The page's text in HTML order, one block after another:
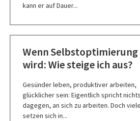
kann er auf Dauer...
Wenn Selbstoptimierung
wird: Wie steige ich aus?
Gesünder leben, produktiver arbeiten,
glücklicher sein: Eigentlich spricht nichts
dagegen, an sich zu arbeiten. Doch viele
setzen sich in...